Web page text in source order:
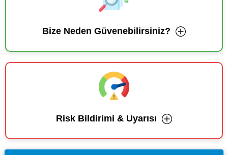
Bize Neden Güvenebilirsiniz?
Risk Bildirimi & Uyarısı